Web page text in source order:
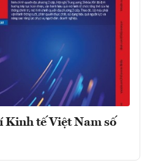
Kinh tế Việt Nam số